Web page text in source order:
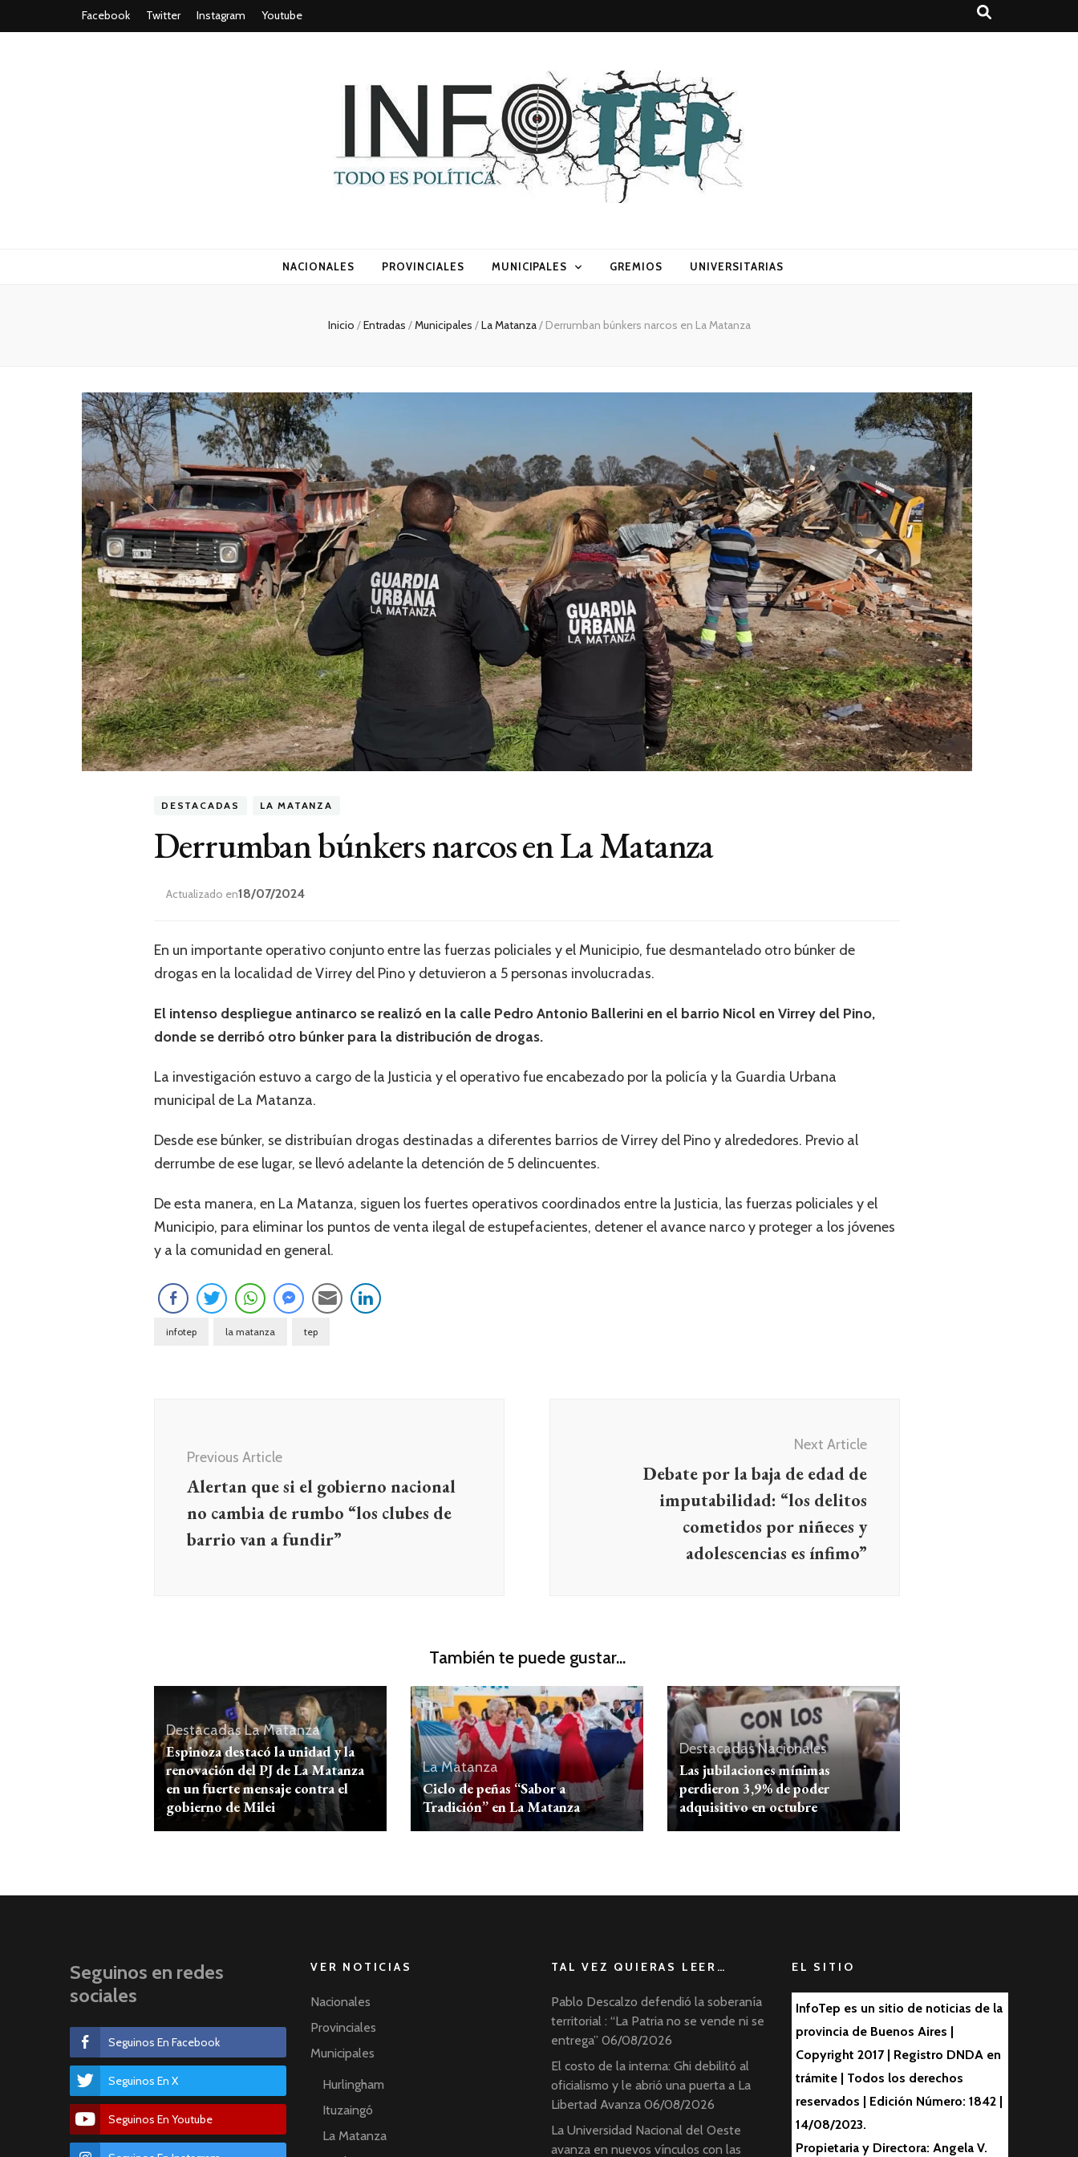
Facebook Twitter Instagram Youtube
Todo es (rosca) política
NACIONALES PROVINCIALES MUNICIPALES GREMIOS UNIVERSITARIAS
Inicio /Entradas /Municipales /La Matanza/ Derrumban búnkers narcos en La Matanza
DESTACADAS LA MATANZA
Derrumban búnkers narcos en La Matanza
Actualizado en18/07/2024
En un importante operativo conjunto entre las fuerzas policiales y el Municipio, fue desmantelado otro búnker de
drogas en la localidad de Virrey del Pino y detuvieron a 5 personas involucradas.
El intenso despliegue antinarco se realizó en la calle Pedro Antonio Ballerini en el barrio Nicol en Virrey del Pino,
donde se derribó otro búnker para la distribución de drogas.
La investigación estuvo a cargo de la Justicia y el operativo fue encabezado por la policía y la Guardia Urbana
municipal de La Matanza.
Desde ese búnker, se distribuían drogas destinadas a diferentes barrios de Virrey del Pino y alrededores. Previo al
derrumbe de ese lugar, se llevó adelante la detención de 5 delincuentes.
De esta manera, en La Matanza, siguen los fuertes operativos coordinados entre la Justicia, las fuerzas policiales y el
Municipio, para eliminar los puntos de venta ilegal de estupefacientes, detener el avance narco y proteger a los jóvenes
y a la comunidad en general.
infotep la matanza tep
entradas
Previous Article
Alertan que si el gobierno nacional
no cambia de rumbo “los clubes de
barrio van a fundir”
Next Article
Debate por la baja de edad de
imputabilidad: “los delitos
cometidos por niñeces y
adolescencias es ínfimo”
También te puede gustar...
DestacadasLa Matanza
Espinoza destacó la unidad y la
renovación del PJ de La Matanza
en un fuerte mensaje contra el
gobierno de Milei
La Matanza
Ciclo de peñas “Sabor a
Tradición” en La Matanza
DestacadasNacionales
Las jubilaciones mínimas
perdieron 3,9% de poder
adquisitivo en octubre
Seguinos en redes
sociales
Seguinos En Facebook
Seguinos En X
Seguinos En Youtube
VER NOTICIAS
Nacionales
Provinciales
Municipales
Hurlingham
Ituzaingó
La Matanza
TAL VEZ QUIERAS LEER…
Pablo Descalzo defendió la soberanía
territorial : “La Patria no se vende ni se
entrega” 06/08/2026
El costo de la interna: Ghi debilitó al
oficialismo y le abrió una puerta a La
Libertad Avanza 06/08/2026
La Universidad Nacional del Oeste
avanza en nuevos vínculos con las
EL SITIO
InfoTep es un sitio de noticias de la
provincia de Buenos Aires |
Copyright 2017 | Registro DNDA en
trámite | Todos los derechos
reservados | Edición Número: 1842 |
14/08/2023.
Propietaria y Directora: Angela V.